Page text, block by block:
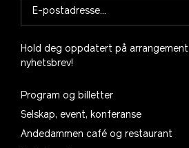
Hold deg oppdatert på
nyhetsbrev!
Program og billetter
Selskap, event, konferanse
Andedammen café og restaurant